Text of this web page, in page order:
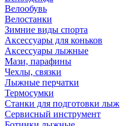
Велообувь
Велостанки
Зимние виды спорта
Аксессуары для коньков
Аксессуары лыжные
Мази, парафины
Чехлы, связки
Лыжные перчатки
Термосумки
Станки для подготовки лыж
Сервисный инструмент